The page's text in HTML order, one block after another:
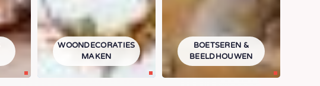
WOONDECORATIES
MAKEN
BOETSEREN &
BEELDHOUWEN